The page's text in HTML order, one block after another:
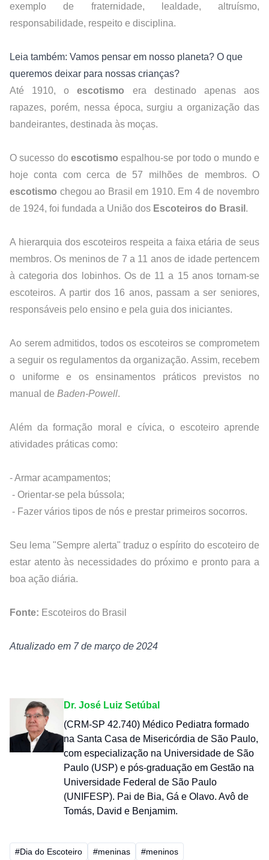
exemplo de fraternidade, lealdade, altruísmo,
responsabilidade, respeito e disciplina.
Leia também: Vamos pensar em nosso planeta? O que
queremos deixar para nossas crianças?
Até 1910, o escotismo era destinado apenas aos
rapazes, porém, nessa época, surgiu a organização das
bandeirantes, destinada às moças.
O sucesso do escotismo espalhou-se por todo o mundo e
escotismo chegou ao Brasil em 1910. Em 4 de novembro
de 1924, foi fundada a União dos Escoteiros do Brasil .
A hierarquia dos escoteiros respeita a faixa etária de seus
membros. Os meninos de 7 a 11 anos de idade pertencem
à categoria dos lobinhos. Os de 11 a 15 anos tornam-se
escoteiros. A partir dos 16 anos, passam a ser seniores,
responsáveis pelo ensino e pela guia dos iniciantes.
Ao serem admitidos, todos os escoteiros se comprometem
a seguir os regulamentos da organização. Assim, recebem
o uniforme e os ensinamentos práticos previstos no
manual de Baden-Powell.
Além da formação moral e cívica, o escoteiro aprende
atividades práticas como:
- Armar acampamentos;
- Orientar-se pela bússola;
- Fazer vários tipos de nós e prestar primeiros socorros.
Seu lema "Sempre alerta" traduz o espírito do escoteiro de
estar atento às necessidades do próximo e pronto para a
boa ação diária.
Fonte: Escoteiros do Brasil
Atualizado em 7 de março de 2024
Dr. José Luiz Setúbal
(CRM-SP 42.740) Médico Pediatra formado
na Santa Casa de Misericórdia de São Paulo,
com especialização na Universidade de São
Paulo (USP) e pós-graduação em Gestão na
Universidade Federal de São Paulo
(UNIFESP). Pai de Bia, Gá e Olavo. Avô de
Tomás, David e Benjamim.
#Dia do Escoteiro #meninas #meninos